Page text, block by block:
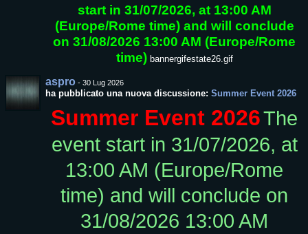
start in 31/07/2026, at 13:00 AM
(Europe/Rome time) and will conclude
on 31/08/2026 13:00 AM (Europe/Rome
time) bannergifestate26.gif
aspro - 30 Lug 2026
ha pubblicato una nuova discussione: Summer Event 2026
Summer Event 2026The
event start in 31/07/2026, at
13:00 AM (Europe/Rome
time) and will conclude on
31/08/2026 13:00 AM